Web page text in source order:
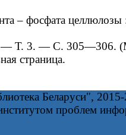
– фосфата целлюлозы
— Т. 3. — С. 305—306.
страница.
Беларуси",
проблем